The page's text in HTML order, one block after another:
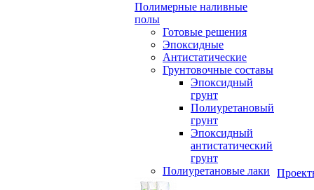
Полимерные наливные
полы
Готовые решения
Эпоксидные
Антистатические
Грунтовочные составы
Эпоксидный
грунт
Полиуретановый
грунт
Эпоксидный
антистатический
грунт
Полиуретановые лаки